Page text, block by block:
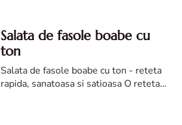
Salata de fasole boabe cu
ton
Salata de fasole boabe cu ton - reteta
rapida, sanatoasa si satioasa O reteta